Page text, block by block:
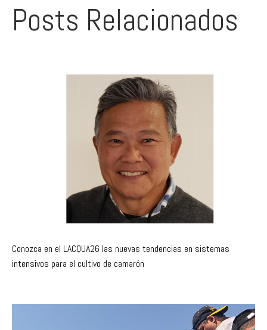
Posts Relacionados
Conozca en el LACQUA26 las nuevas tendencias en sistemas
intensivos para el cultivo de camarón